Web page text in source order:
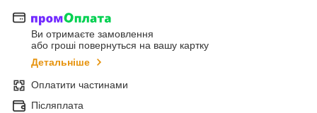
Ви отримаєте замовлення
або гроші повернуться на вашу картку
Детальніше
Оплатити частинами
Післяплата